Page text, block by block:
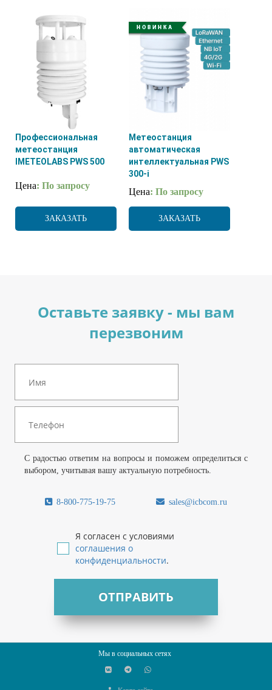
Профессиональная
метеостанция
IMETEOLABS PWS 500
Цена: По запросу
ЗАКАЗАТЬ
Метеостанция
автоматическая
интеллектуальная PWS
300-i
Цена: По запросу
ЗАКАЗАТЬ
Оставьте заявку - мы вам
перезвоним
С радостью ответим на вопросы и поможем определиться с
выбором, учитывая вашу актуальную потребность.
8-800-775-19-75 sales@icbcom.ru
Я согласен с условиями
соглашения о
конфиденциальности.
ОТПРАВИТЬ
Мы в социальных сетях